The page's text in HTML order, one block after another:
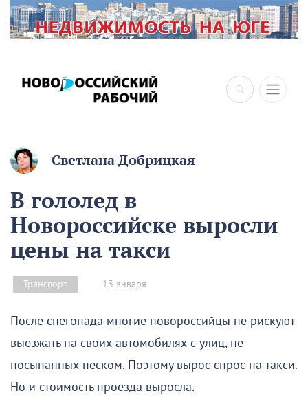
×
Светлана Добрицкая
В гололед в
Новороссийске выросли
цены на такси
Транспорт 13 января
После снегопада многие новороссийцы не рискуют
выезжать на своих автомобилях с улиц, не
посыпанных песком. Поэтому вырос спрос на такси.
Но и стоимость проезда выросла.